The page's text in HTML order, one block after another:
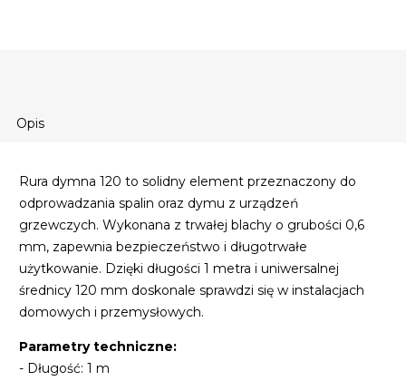
Opis
Rura dymna 120 to solidny element przeznaczony do
odprowadzania spalin oraz dymu z urządzeń
grzewczych. Wykonana z trwałej blachy o grubości 0,6
mm, zapewnia bezpieczeństwo i długotrwałe
użytkowanie. Dzięki długości 1 metra i uniwersalnej
średnicy 120 mm doskonale sprawdzi się w instalacjach
domowych i przemysłowych.
Parametry techniczne:
- Długość: 1 m